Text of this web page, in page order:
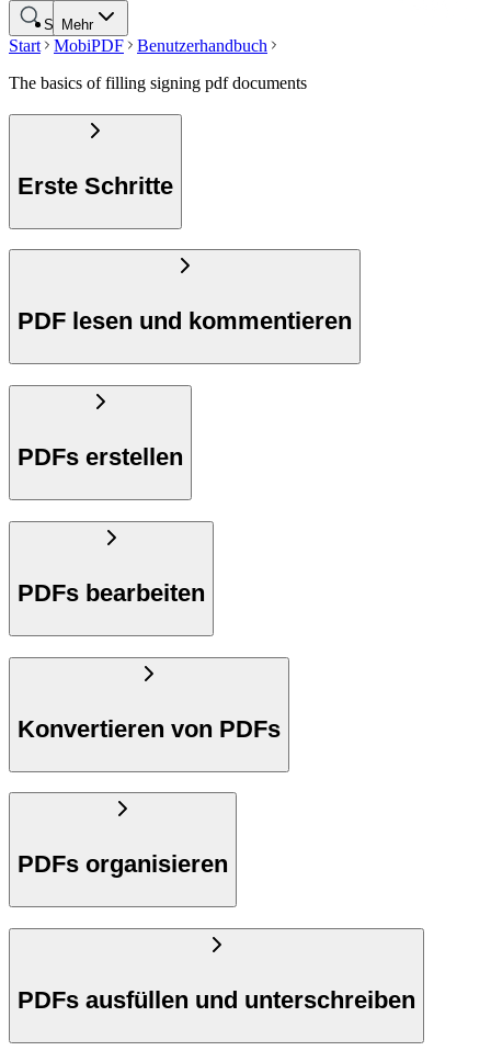
Mehr
Suche
Start MobiPDF
Benutzerhandbuch
The basics of filling signing pdf documents
Erste Schritte
PDF lesen und kommentieren
PDFs erstellen
PDFs bearbeiten
Konvertieren von PDFs
PDFs organisieren
PDFs ausfüllen und unterschreiben